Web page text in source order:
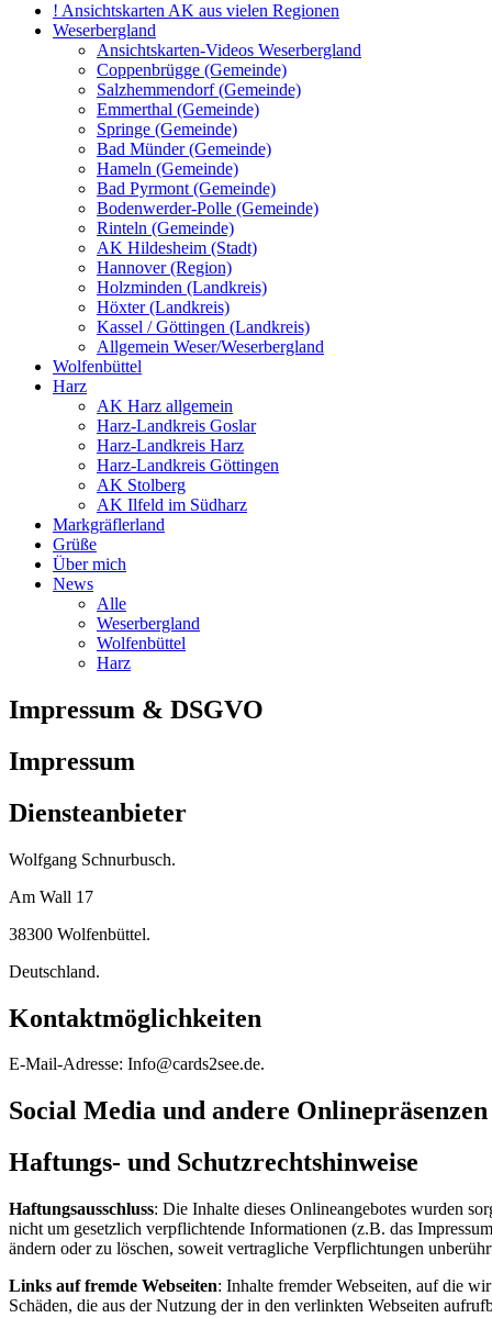
! Ansichtskarten AK aus vielen Regionen
Weserbergland
Ansichtskarten-Videos Weserbergland
Coppenbrügge (Gemeinde)
Salzhemmendorf (Gemeinde)
Emmerthal (Gemeinde)
Springe (Gemeinde)
Bad Münder (Gemeinde)
Hameln (Gemeinde)
Bad Pyrmont (Gemeinde)
Bodenwerder-Polle (Gemeinde)
Rinteln (Gemeinde)
AK Hildesheim (Stadt)
Hannover (Region)
Holzminden (Landkreis)
Höxter (Landkreis)
Kassel / Göttingen (Landkreis)
Allgemein Weser/Weserbergland
Wolfenbüttel
Harz
AK Harz allgemein
Harz-Landkreis Goslar
Harz-Landkreis Harz
Harz-Landkreis Göttingen
AK Stolberg
AK Ilfeld im Südharz
Markgräflerland
Grüße
Über mich
News
Alle
Weserbergland
Wolfenbüttel
Harz
Impressum & DSGVO
Impressum
Diensteanbieter
Wolfgang Schnurbusch.
Am Wall 17
38300 Wolfenbüttel.
Deutschland.
Kontaktmöglichkeiten
E-Mail-Adresse: Info@cards2see.de.
Social Media und andere Onlinepräsenzen
Haftungs- und Schutzrechtshinweise
Haftungsausschluss: Die Inhalte dieses Onlineangebotes wurden
nicht um gesetzlich verpflichtende Informationen (z.B. das
ändern oder zu löschen, soweit vertragliche Verpflichtungen
Links auf fremde Webseiten: Inhalte fremder Webseiten, auf die
Schäden, die aus der Nutzung der in den verlinkten Webseiten